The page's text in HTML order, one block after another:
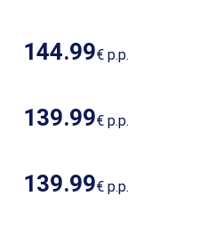
144.99€ p.p.
139.99€ p.p.
139.99€ p.p.